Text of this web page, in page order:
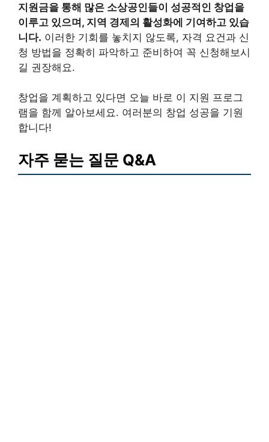
지원금을 통해 많은 소상공인들이 성공적인 창업을
이루고 있으며, 지역 경제의 활성화에 기여하고 있습
니다. 이러한 기회를 놓치지 않도록, 자격 요건과 신
청 방법을 정확히 파악하고 준비하여 꼭 신청해보시
길 권장해요.
창업을 계획하고 있다면 오늘 바로 이 지원 프로그
램을 함께 알아보세요. 여러분의 창업 성공을 기원
합니다!
자주 묻는 질문 Q&A